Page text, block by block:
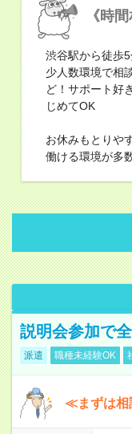
《時
渋谷駅から徒歩
少人数環境で相
ど！サポート好
じめてOK
お休みもとりや
働ける環境が多
説明会参加で
派遣 職種未経験OK
≪まずは相